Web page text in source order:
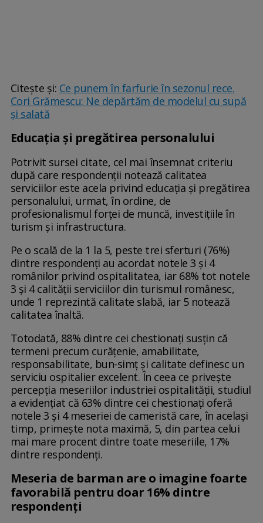
Citește și: Ce punem în farfurie în sezonul rece.
Cori Grămescu: Ne depărtăm de modelul cu supă
și salată
Educaţia şi pregătirea personalului
Potrivit sursei citate, cel mai însemnat criteriu
după care respondenţii notează calitatea
serviciilor este acela privind educaţia şi pregătirea
personalului, urmat, în ordine, de
profesionalismul forţei de muncă, investiţiile în
turism şi infrastructura.
Pe o scală de la 1 la 5, peste trei sferturi (76%)
dintre respondenţi au acordat notele 3 şi 4
românilor privind ospitalitatea, iar 68% tot notele
3 şi 4 calităţii serviciilor din turismul românesc,
unde 1 reprezintă calitate slabă, iar 5 notează
calitatea înaltă.
Totodată, 88% dintre cei chestionaţi susţin că
termeni precum curăţenie, amabilitate,
responsabilitate, bun-simţ şi calitate definesc un
serviciu ospitalier excelent. În ceea ce priveşte
percepţia meseriilor industriei ospitalităţii, studiul
a evidenţiat că 63% dintre cei chestionaţi oferă
notele 3 şi 4 meseriei de cameristă care, în acelaşi
timp, primeşte nota maximă, 5, din partea celui
mai mare procent dintre toate meseriile, 17%
dintre respondenţi.
Meseria de barman are o imagine foarte
favorabilă pentru doar 16% dintre
respondenţi